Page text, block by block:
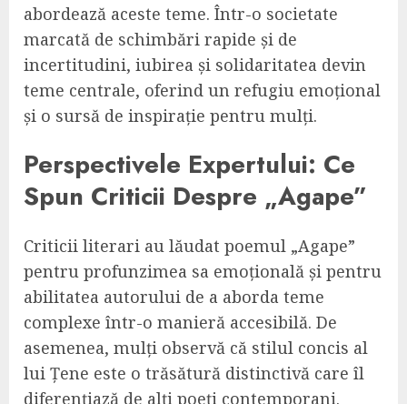
abordează aceste teme. Într-o societate
marcată de schimbări rapide și de
incertitudini, iubirea și solidaritatea devin
teme centrale, oferind un refugiu emoțional
și o sursă de inspirație pentru mulți.
Perspectivele Expertului: Ce
Spun Criticii Despre „Agape”
Criticii literari au lăudat poemul „Agape”
pentru profunzimea sa emoțională și pentru
abilitatea autorului de a aborda teme
complexe într-o manieră accesibilă. De
asemenea, mulți observă că stilul concis al
lui Țene este o trăsătură distinctivă care îl
diferențiază de alți poeți contemporani.